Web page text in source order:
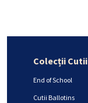
Colecții Cutii
End of School
Cutii Ballotins